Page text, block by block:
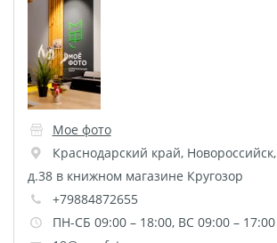
Печать на баннере
Фотообои
Печать на прозрачной
пленке
Напольная графика
Широкоформатное
ламинирование
Изготовление баннеров
Мое фото
Краснодарский край, Новороссийск,
д.38 в книжном магазине Кругозор
+79884872655
ПН-СБ 09:00 – 18:00, ВС 09:00 – 17:00